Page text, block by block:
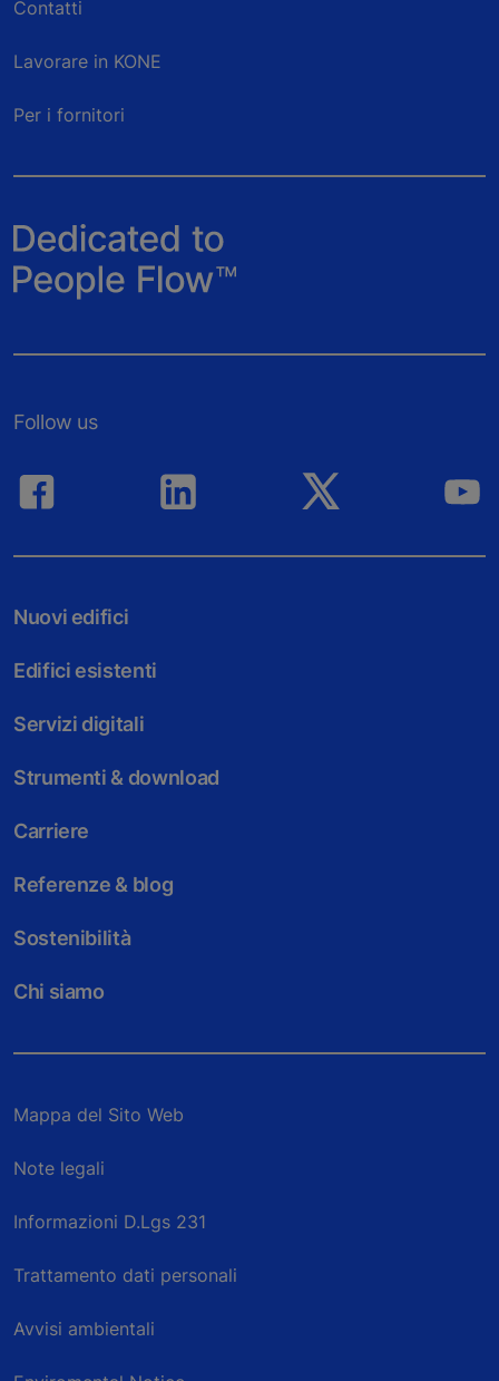
Contatti
Lavorare in KONE
Per i fornitori
Follow us
Nuovi edifici
Edifici esistenti
Servizi digitali
Strumenti & download
Carriere
Referenze & blog
Sostenibilità
Chi siamo
Mappa del Sito Web
Note legali
Informazioni D.Lgs 231
Trattamento dati personali
Avvisi ambientali